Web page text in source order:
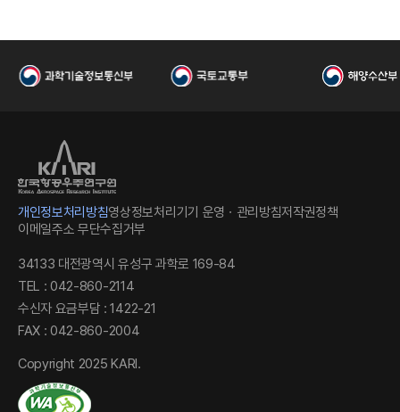
I
한
개인정보처리방침영상정보처리기기 운영ㆍ관리방침저작권정책
이메일주소 무단수집거부
34133 대전광역시 유성구 과학로 169-84
TEL : 042-860-2114
수신자 요금부담 : 1422-21
FAX : 042-860-2004
Copyright 2025 KARI.